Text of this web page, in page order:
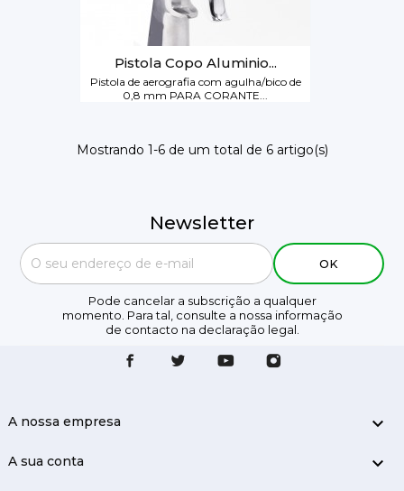
Pistola Copo Aluminio...
Pistola de aerografia com agulha/bico de
0,8 mm PARA CORANTE...
Mostrando 1-6 de um total de 6 artigo(s)
Newsletter
Pode cancelar a subscrição a qualquer
momento. Para tal, consulte a nossa informação
de contacto na declaração legal.
A nossa empresa 
A sua conta 